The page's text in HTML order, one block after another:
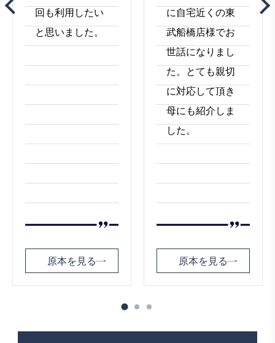
回も利用したい
と思いました。
原本を見る
に自宅近くの東
武船橋店様でお
世話になりまし
た。とても親切
に対応して頂き
母にも紹介しま
した。
原本を見る